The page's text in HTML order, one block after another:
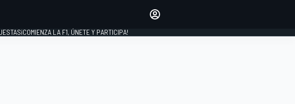
INICIAR SESIÓN
¡COMIENZA LA F1, ÚNETE Y PARTICIPA!